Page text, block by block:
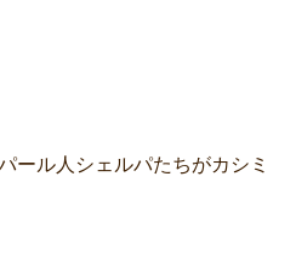
ール人シェルパたちがカシミ